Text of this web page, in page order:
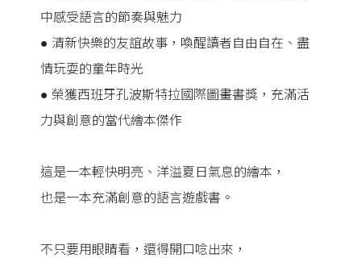
中感受語言的節奏與魅力
● 清新快樂的友誼故事，喚醒讀者自由自在、盡
情玩耍的童年時光
● 榮獲西班牙孔波斯特拉國際圖畫書獎，充滿活
力與創意的當代繪本傑作
這是一本輕快明亮、洋溢夏日氣息的繪本，
也是一本充滿創意的語言遊戲書。
不只要用眼睛看，還得開口唸出來，